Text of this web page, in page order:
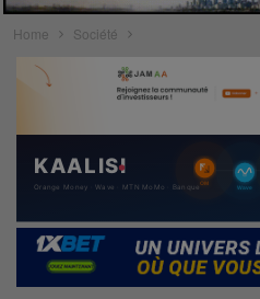
Home Société